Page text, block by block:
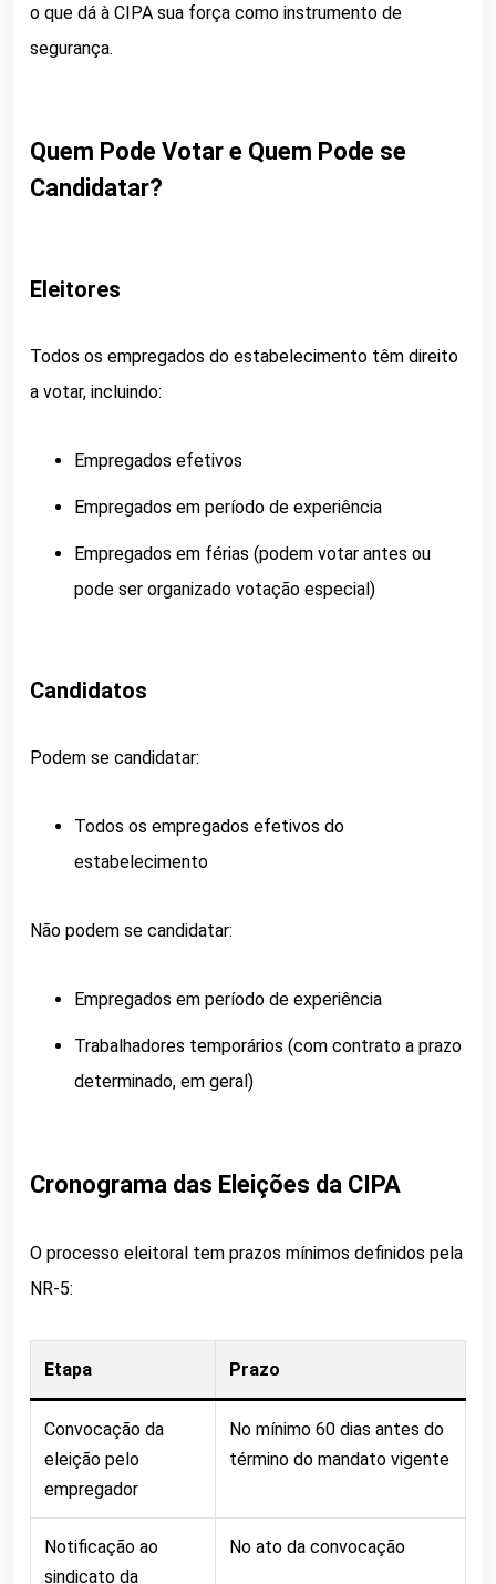
o que dá à CIPA sua força como instrumento de
segurança.
Quem Pode Votar e Quem Pode se
Candidatar?
Eleitores
Todos os empregados do estabelecimento têm direito
a votar, incluindo:
Empregados efetivos
Empregados em período de experiência
Empregados em férias (podem votar antes ou
pode ser organizado votação especial)
Candidatos
Podem se candidatar:
Todos os empregados efetivos do
estabelecimento
Não podem se candidatar:
Empregados em período de experiência
Trabalhadores temporários (com contrato a prazo
determinado, em geral)
Cronograma das Eleições da CIPA
O processo eleitoral tem prazos mínimos definidos pela
NR-5:
Etapa Prazo
Convocação da
eleição pelo
empregador
No mínimo 60 dias antes do
término do mandato vigente
Notificação ao
sindicato da
No ato da convocação